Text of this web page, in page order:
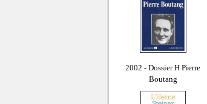
2002 - Dossier H Pierre
Boutang